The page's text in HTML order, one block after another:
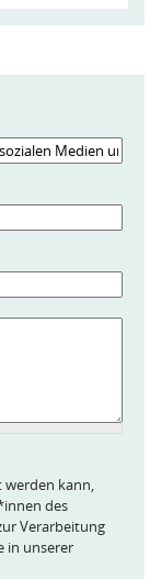
werden kann,
des
Verarbeitung
in unserer